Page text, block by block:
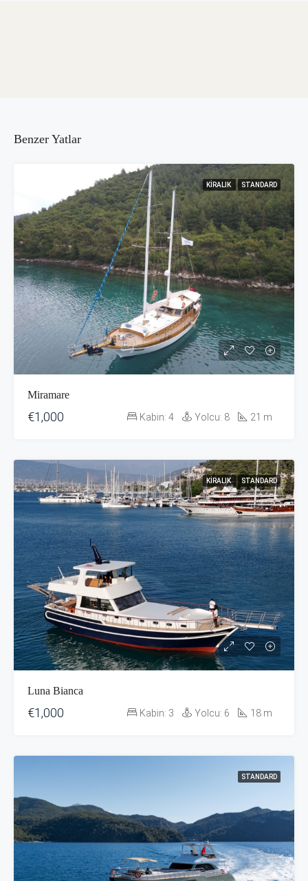
Benzer Yatlar
KIRALIK STANDARD
Miramare
€1,000 Kabin: 4 Yolcu: 8 21 m
KIRALIK STANDARD
Luna Bianca
€1,000 Kabin: 3 Yolcu: 6 18 m
STANDARD